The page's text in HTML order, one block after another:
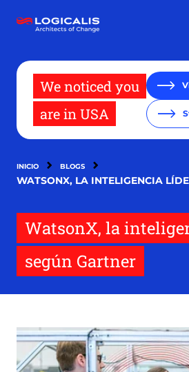
contenido
We noticed you
are in USA
INICIO BLOGS
WATSONX, LA INTELIGENCIA
WatsonX, la
según Gartner